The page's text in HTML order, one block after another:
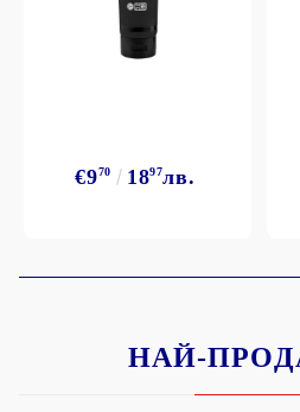
€970 1897лв.
НАЙ-